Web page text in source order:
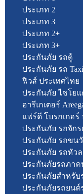
ประเภท 2
ประเภท 3
ประเภท 2+
ประเภท 3+
ประกันภัย รถตู้
ประกันภัย รถ Taxi
ฟิวส์ ประเทศไทย
ประกันภัย ไชโยแ
อารีเกเตอร์
แฟร์ดี โบรกเกอร์
ประกันภัย รถจัก
ประกันภัย รถขน
ประกันภัย รถหัว
ประกันภัยรถภาค
ประกันภัยสำหรับ
ประกันภัยรถยนต์